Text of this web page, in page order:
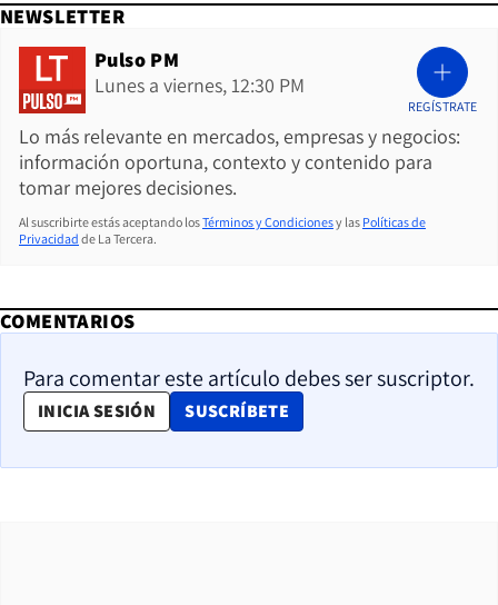
NEWSLETTER
Pulso PM
Lunes a viernes, 12:30 PM
Lo más relevante en mercados, empresas y negocios:
información oportuna, contexto y contenido para
tomar mejores decisiones.
REGÍSTRATE
Al suscribirte estás aceptando losTérminos y Condicionesy las Políticas de
Privacidad de La Tercera.
COMENTARIOS
Para comentar este artículo debes ser suscriptor.
INICIA SESIÓN SUSCRÍBETE
OPENS IN NEW WINDOW